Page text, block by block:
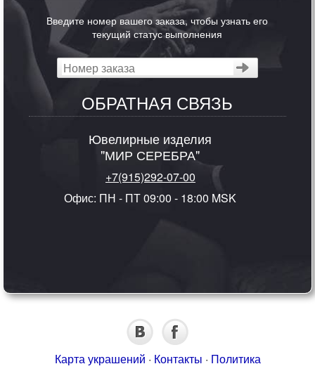
Введите номер вашего заказа, чтобы узнать его
текущий статус выполнения
ОБРАТНАЯ СВЯЗЬ
Ювелирные изделия
"МИР СЕРЕБРА"
+7(915)292-07-00
Офис: ПН - ПТ 09:00 - 18:00 MSK
Карта украшений · Контакты · Политика